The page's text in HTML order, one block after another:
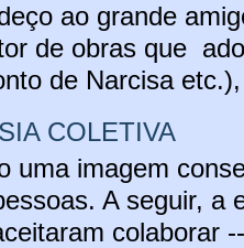
ao grande
de obras que
de Narcisa
COLETIVA
uma imagem
A seguir, a
colaborar